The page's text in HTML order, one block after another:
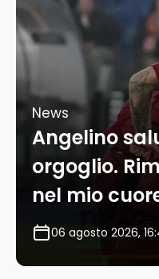
News
Angelino
orgoglio.
nel mio
06 agosto 2026,